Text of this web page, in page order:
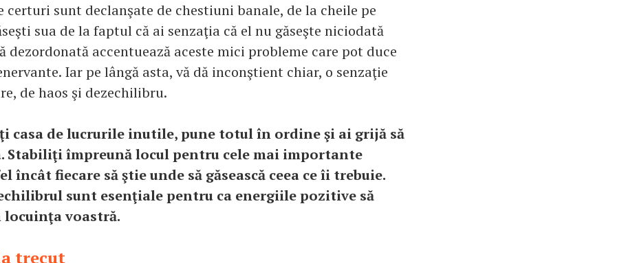
certuri sunt declanşate de chestiuni banale, de la cheile pe
sua de la faptul că ai senzaţia că el nu găseşte niciodată
dezordonată accentuează aceste mici probleme care pot duce
Iar pe lângă asta, vă dă inconştient chiar, o senzaţie
de haos şi dezechilibru.
casa de lucrurile inutile, pune totul în ordine şi ai grijă să
Stabiliţi împreună locul pentru cele mai importante
încât fiecare să ştie unde să găsească ceea ce îi trebuie.
sunt esenţiale pentru ca energiile pozitive să
voastră.
trecut